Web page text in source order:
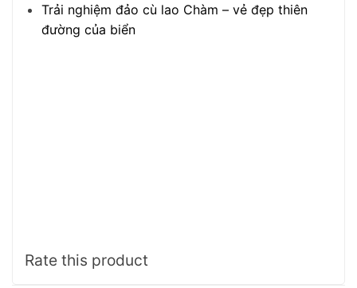
Trải nghiệm đảo cù lao Chàm – vẻ đẹp thiên
đường của biển
Rate this product